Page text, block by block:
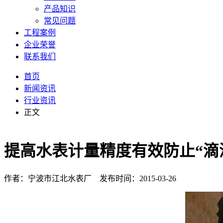
产品知识
常见问题
工程案例
企业荣誉
联系我们
首页
新闻资讯
行业资讯
正文
提高水表计量精度有效防止“
作者：宁波市江北水表厂 发布时间：2015-03-26